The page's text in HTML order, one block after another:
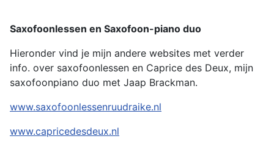
Saxofoonlessen en Saxofoon-piano duo
Hieronder vind je mijn andere websites met verder
info. over saxofoonlessen en Caprice des Deux, mijn
saxofoonpiano duo met Jaap Brackman.
www.saxofoonlessenruudraike.nl
www.capricedesdeux.nl